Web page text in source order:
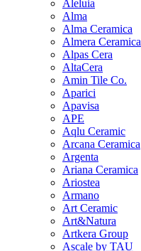
Aleluia
Alma
Alma Ceramica
Almera Ceramica
Alpas Cera
AltaCera
Amin Tile Co.
Aparici
Apavisa
APE
Aqlu Ceramic
Arcana Ceramica
Argenta
Ariana Ceramica
Ariostea
Armano
Art Ceramic
Art&Natura
Artkera Group
Ascale by TAU